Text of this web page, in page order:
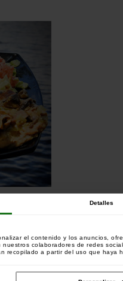
Detalles
el contenido y los anuncios,
colaboradores de redes
recopilado a partir del uso que haya
artículo también han comprado: